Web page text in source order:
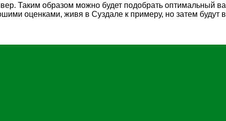
Таким образом можно будет подобрать оптимальный
оценками, живя в Суздале к примеру, но затем будут